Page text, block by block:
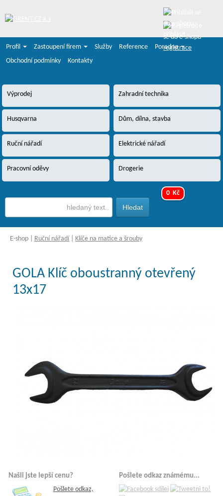
registrace
Profil
Zastoupení firem Služby Reference
Poradna
Obchodní podmínky
Kontakty
Výprodej Zahradní technika
Husqvarna Dům, dílna, stavba
Ruční nářadí Elektrické nářadí
Pracovní oděvy Drogerie
0 Kč
E-shop Ruční nářadí Klíče na matice a šrouby
GOLA Klíč oboustranný otevřený
13x17
Našli jste lepší cenu?
Pošlete odkaz,
Pošlete odkaz známému...